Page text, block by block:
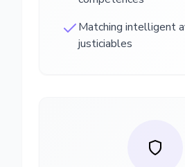
Matching intelligent
justiciables